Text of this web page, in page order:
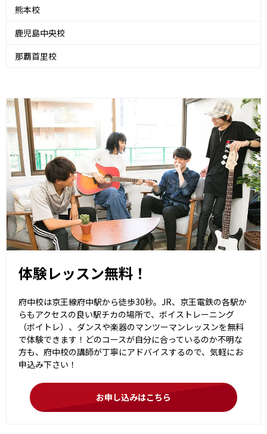
熊本校
鹿児島中央校
那覇首里校
体験レッスン無料！
府中校は京王線府中駅から徒歩30秒。JR、京王電鉄の各駅か
らもアクセスの良い駅チカの場所で、ボイストレーニング
（ボイトレ）、ダンスや楽器のマンツーマンレッスンを無料
で体験できます！どのコースが自分に合っているのか不明な
方も、府中校の講師が丁寧にアドバイスするので、気軽にお
申込み下さい！
お申し込みはこちら